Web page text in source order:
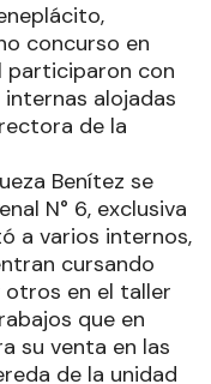
concurso en
participaron con
alojadas
de la
Benítez se
N° 6, exclusiva
a varios internos,
cursando
otros en el taller
que en
su venta en las
de la unidad